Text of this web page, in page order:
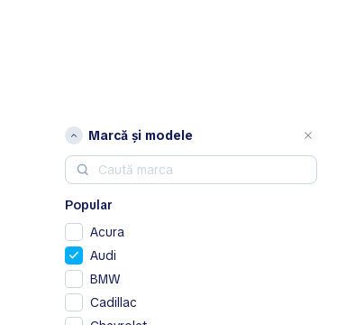
Marcă și modele
Popular
Acura
Audi
BMW
Cadillac